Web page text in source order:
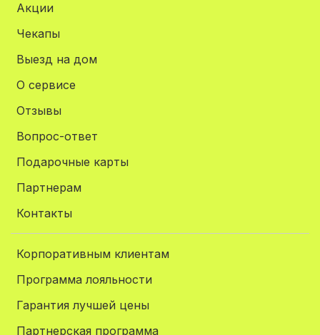
Акции
Чекапы
Выезд на дом
О сервисе
Отзывы
Вопрос-ответ
Подарочные карты
Партнерам
Контакты
Корпоративным клиентам
Программа лояльности
Гарантия лучшей цены
Партнерская программа